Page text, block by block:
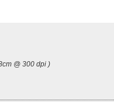
@ 300 dpi )